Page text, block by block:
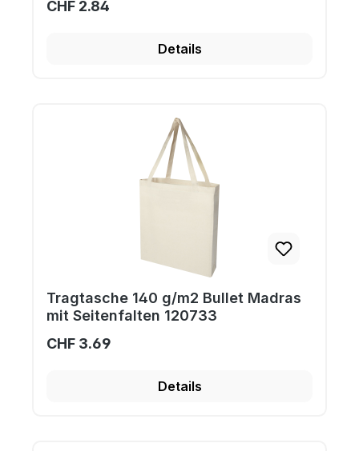
CHF 2.84
Details
Tragtasche 140 g/m2 Bullet Madras
mit Seitenfalten 120733
CHF 3.69
Details